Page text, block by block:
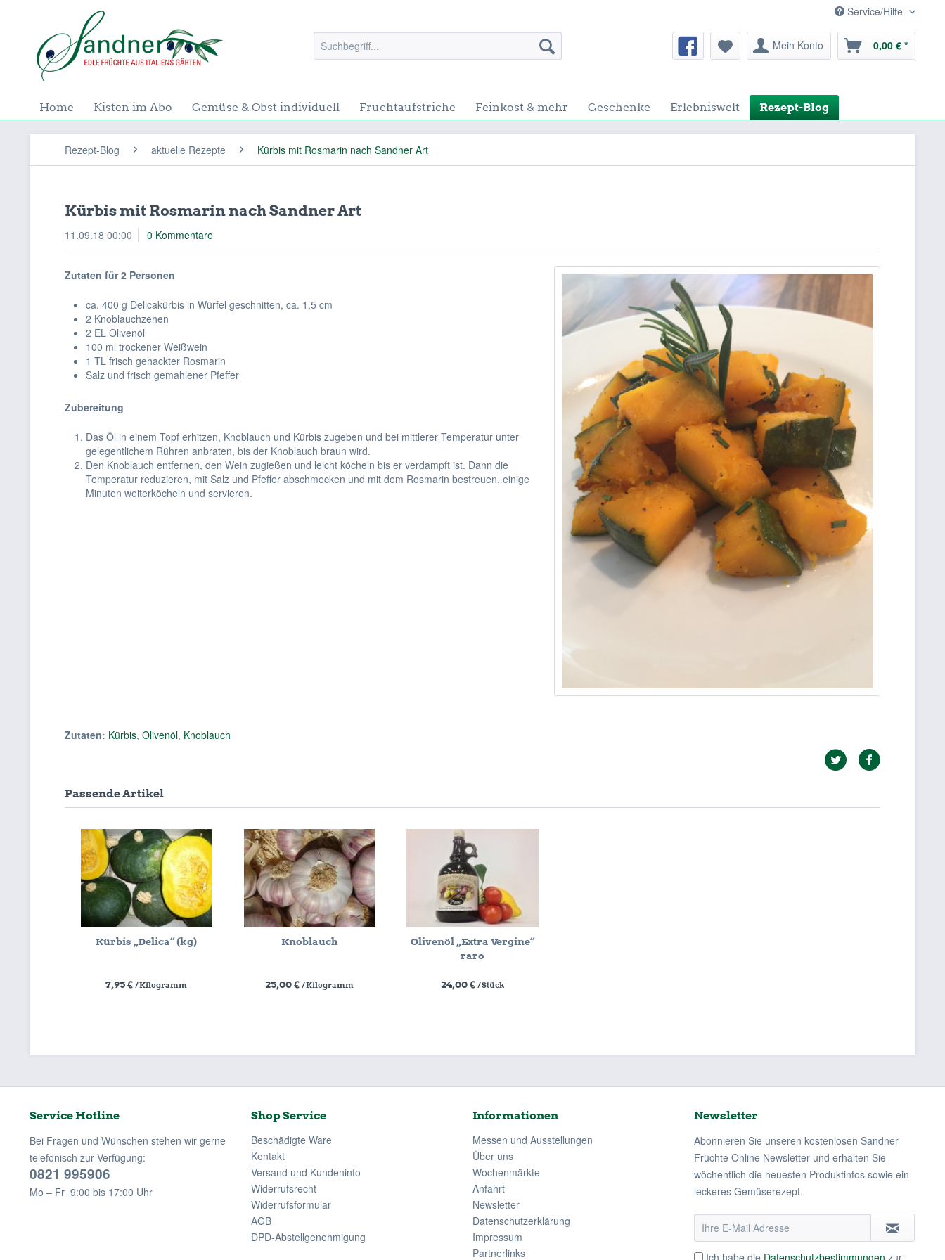
Service/Hilfe
Mein Konto 0,00 € *
Home Kisten im Abo Gemüse & Obst individuell Fruchtaufstriche Feinkost & mehr Geschenke Erlebniswelt Rezept-Blog
Rezept-Blog aktuelle Rezepte Kürbis mit Rosmarin nach Sandner Art
Kürbis mit Rosmarin nach Sandner Art
11.09.18 00:00 0 Kommentare
Zutaten für 2 Personen
ca. 400 g Delicakürbis in Würfel geschnitten, ca. 1,5 cm
2 Knoblauchzehen
2 EL Olivenöl
100 ml trockener Weißwein
1 TL frisch gehackter Rosmarin
Salz und frisch gemahlener Pfeffer
Zubereitung
Das Öl in einem Topf erhitzen, Knoblauch und Kürbis zugeben und bei mittlerer Temperatur unter
gelegentlichem Rühren anbraten, bis der Knoblauch braun wird.
Den Knoblauch entfernen, den Wein zugießen und leicht köcheln bis er verdampft ist. Dann die
Temperatur reduzieren, mit Salz und Pfeffer abschmecken und mit dem Rosmarin bestreuen, einige
Minuten weiterköcheln und servieren.
Zutaten: Kürbis, Olivenöl, Knoblauch
Passende Artikel
Kürbis „Delica“ (kg)
7,95 € / Kilogramm
Knoblauch
25,00 € / Kilogramm
Olivenöl „Extra Vergine“
raro
24,00 € / Stück
Service Hotline
Bei Fragen und Wünschen stehen wir gerne
telefonisch zur Verfügung:
0821 995906
Mo – Fr 9:00 bis 17:00 Uhr
Shop Service
Beschädigte Ware
Kontakt
Versand und Kundeninfo
Widerrufsrecht
Widerrufsformular
AGB
DPD-Abstellgenehmigung
Informationen
Messen und Ausstellungen
Über uns
Wochenmärkte
Anfahrt
Newsletter
Datenschutzerklärung
Impressum
Partnerlinks
Newsletter
Abonnieren Sie unseren kostenlosen Sandner
Früchte Online Newsletter und erhalten Sie
wöchentlich die neuesten Produktinfos sowie ein
leckeres Gemüserezept.